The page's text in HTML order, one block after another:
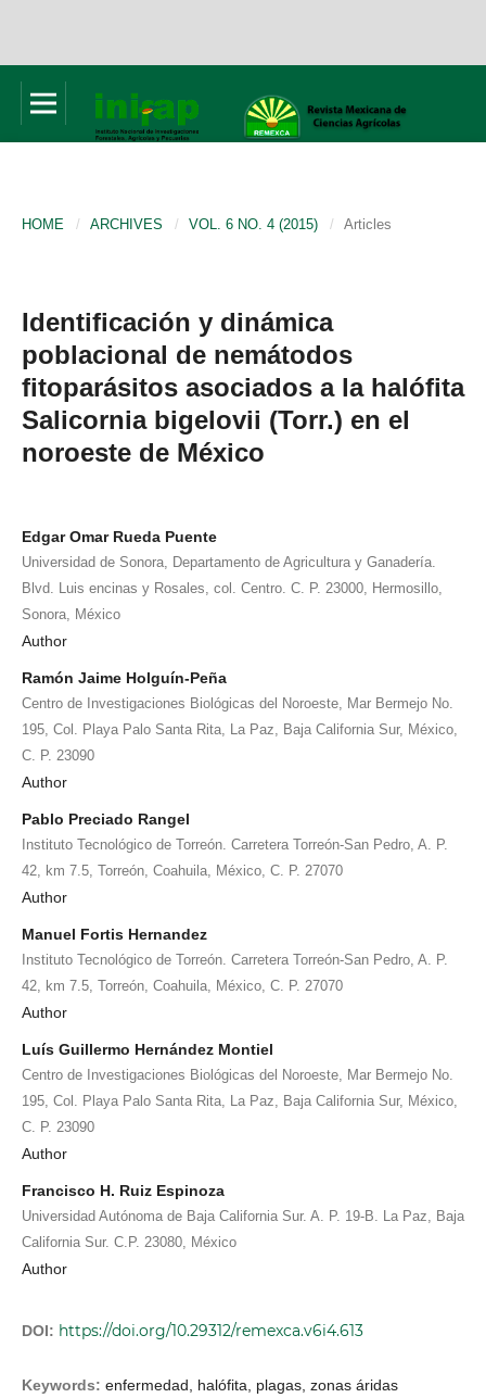
HOME / ARCHIVES / VOL. 6 NO. 4 (2015) / Articles
Identificación y dinámica
poblacional de nemátodos
fitoparásitos asociados a la halófita
Salicornia bigelovii (Torr.) en el
noroeste de México
Edgar Omar Rueda Puente
Universidad de Sonora, Departamento de Agricultura y Ganadería.
Blvd. Luis encinas y Rosales, col. Centro. C. P. 23000, Hermosillo,
Sonora, México
Author
Ramón Jaime Holguín-Peña
Centro de Investigaciones Biológicas del Noroeste, Mar Bermejo No.
195, Col. Playa Palo Santa Rita, La Paz, Baja California Sur, México,
C. P. 23090
Author
Pablo Preciado Rangel
Instituto Tecnológico de Torreón. Carretera Torreón-San Pedro, A. P.
42, km 7.5, Torreón, Coahuila, México, C. P. 27070
Author
Manuel Fortis Hernandez
Instituto Tecnológico de Torreón. Carretera Torreón-San Pedro, A. P.
42, km 7.5, Torreón, Coahuila, México, C. P. 27070
Author
Luís Guillermo Hernández Montiel
Centro de Investigaciones Biológicas del Noroeste, Mar Bermejo No.
195, Col. Playa Palo Santa Rita, La Paz, Baja California Sur, México,
C. P. 23090
Author
Francisco H. Ruiz Espinoza
Universidad Autónoma de Baja California Sur. A. P. 19-B. La Paz, Baja
California Sur. C.P. 23080, México
Author
DOI: https://doi.org/10.29312/remexca.v6i4.613
Keywords: enfermedad, halófita, plagas, zonas áridas